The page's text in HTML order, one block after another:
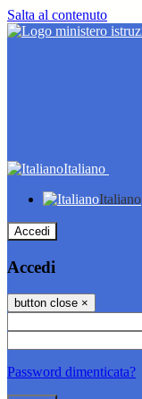
Salta al contenuto
Italiano
Italiano
Accedi
Accedi
button close ×
Password dimenticata?